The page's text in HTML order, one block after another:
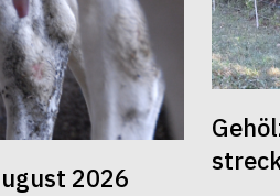
2026